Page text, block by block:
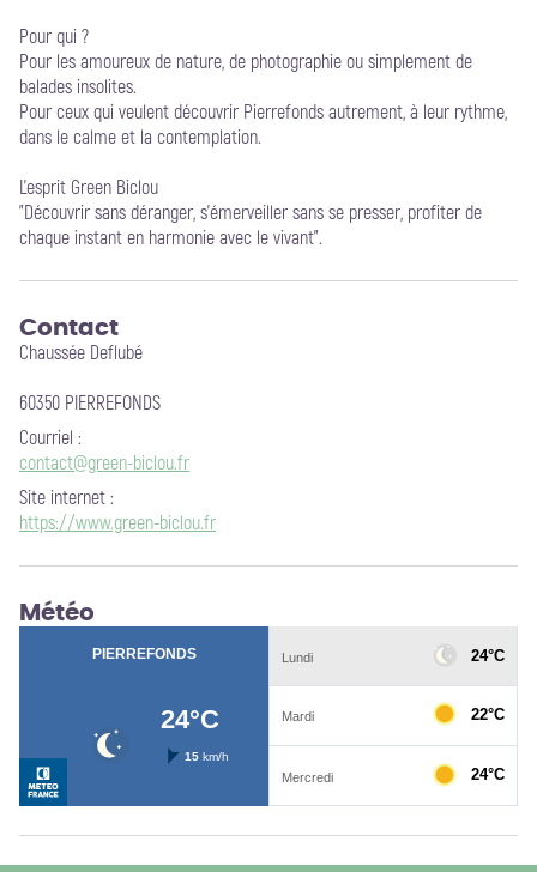
Pour qui ?
Pour les amoureux de nature, de photographie ou simplement de
balades insolites.
Pour ceux qui veulent découvrir Pierrefonds autrement, à leur rythme,
dans le calme et la contemplation.
L'esprit Green Biclou
"Découvrir sans déranger, s’émerveiller sans se presser, profiter de
chaque instant en harmonie avec le vivant".
Contact
Chaussée Deflubé
60350 PIERREFONDS
Courriel :
contact@green-biclou.fr
Site internet :
https://www.green-biclou.fr
Météo